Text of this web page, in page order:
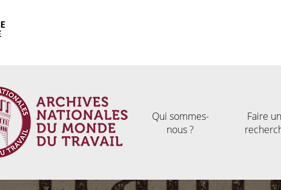
Qui sommes-
nous ?
Faire